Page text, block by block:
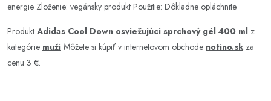
energie Zloženie: vegánsky produkt Použitie: Dôkladne opláchnite.
Produkt Adidas Cool Down osviežujúci sprchový gél 400 ml z
kategórie muži Môžete si kúpiť v internetovom obchode notino.sk za
cenu 3 €.